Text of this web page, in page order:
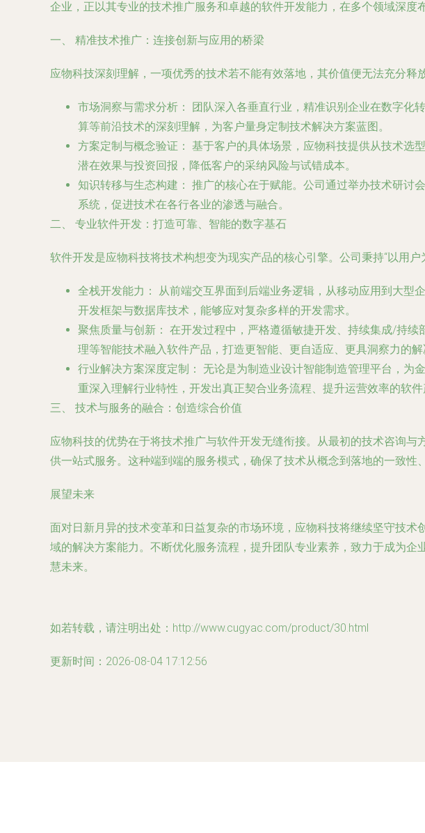
企业，正以其专业的技术推广服务和卓越的软件开发能力，在多个领域深度
一、 精准技术推广：连接创新与应用的桥梁
应物科技深刻理解，一项优秀的技术若不能有效落地，其价值便无法充分
市场洞察与需求分析：
团队深入各垂直行业，精准识别企业在数字化
算等前沿技术的深刻理解，为客户量身定制技术解决方案蓝图。
方案定制与概念验证： 基于客户的具体场景，应物科技提供从技术选
潜在效果与投资回报，降低客户的采纳风险与试错成本。
知识转移与生态构建： 推广的核心在于赋能。公司通过举办技术研讨
系统，促进技术在各行各业的渗透与融合。
二、 专业软件开发：打造可靠、智能的数字基石
软件开发是应物科技将技术构想变为现实产品的核心引擎。公司秉持“以用
全栈开发能力：
从前端交互界面到后端业务逻辑，从移动应用到大型
开发框架与数据库技术，能够应对复杂多样的开发需求。
聚焦质量与创新： 在开发过程中，严格遵循敏捷开发、持续集成/持
理等智能技术融入软件产品，打造更智能、更自适应、更具洞察力的解
行业解决方案深度定制：
无论是为制造业设计智能制造管理平台，为
重深入理解行业特性，开发出真正契合业务流程、提升运营效率的软件
三、 技术与服务的融合：创造综合价值
应物科技的优势在于将技术推广与软件开发无缝衔接。从最初的技术咨询
供一站式服务。这种端到端的服务模式，确保了技术从概念到落地的一致
展望未来
面对日新月异的技术变革和日益复杂的市场环境，应物科技将继续坚守技
域的解决方案能力。不断优化服务流程，提升团队专业素养，致力于成为
慧未来。
如若转载，请注明出处：http://www.cugyac.com/product/30.html
更新时间：2026-08-04 17:12:56